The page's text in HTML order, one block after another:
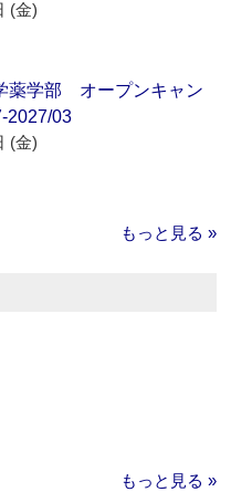
(金)
薬学部 オープンキャン
03
(金)
もっと見る »
もっと見る »